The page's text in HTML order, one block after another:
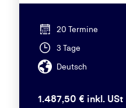
20 Termine
3 Tage
Deutsch
1.487,50 € inkl. USt